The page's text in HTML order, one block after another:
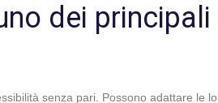
dei
senza pari. Possono adattare le